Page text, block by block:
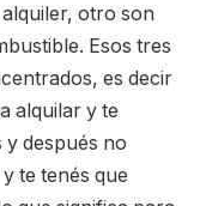
otro son
Esos tres
es decir
alquilar y te
y después no
te tenés que